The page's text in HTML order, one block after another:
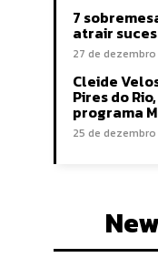
7
atrair
27 de
Cleide
Pires do
programa
25 de